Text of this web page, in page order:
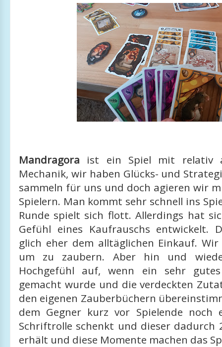
Mandragora ist ein Spiel mit relativ
Mechanik, wir haben Glücks- und
sammeln für uns und doch agieren wir
Spielern. Man kommt sehr schnell ins
Runde spielt sich flott. Allerdings hat
Gefühl eines Kaufrauschs entwickelt.
glich eher dem alltäglichen Einkauf.
um zu zaubern. Aber hin und
Hochgefühl auf, wenn ein sehr gutes
gemacht wurde und die verdeckten
den eigenen Zauberbüchern
dem Gegner kurz vor Spielende noch
Schriftrolle schenkt und dieser dadurch
erhält und diese Momente machen das